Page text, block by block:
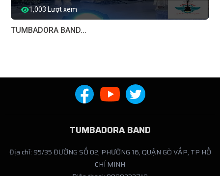
1,003 Lượt xem
TUMBADORA BAND...
TUMBADORA BAND
Địa chỉ: 95/35 ĐƯỜNG SỐ 02, PHƯỜNG 16, QUẬN GÒ VẤP, TP HỒ
CHÍ MINH